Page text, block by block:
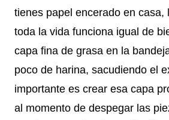
tienes papel encerado en casa,
toda la vida funciona igual de
capa fina de grasa en la
poco de harina, sacudiendo el
importante es crear esa capa
al momento de despegar las